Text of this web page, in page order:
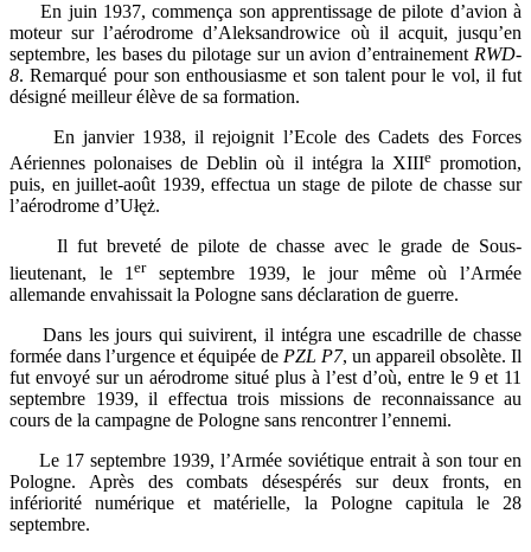
En juin 1937, commença son apprentissage de pilote d’avion à
moteur sur l’aérodrome d’Aleksandrowice où il acquit, jusqu’en
septembre, les bases du pilotage sur un avion d’entrainement RWD-
8. Remarqué pour son enthousiasme et son talent pour le vol, il fut
désigné meilleur élève de sa formation.
En janvier 1938, il rejoignit l’Ecole des Cadets des Forces
Aériennes polonaises de Deblin où il intégra la XIIIepromotion,
puis, en juillet-août 1939, effectua un stage de pilote de chasse sur
l’aérodrome d’Ułęż.
Il fut breveté de pilote de chasse avec le grade de Sous-
lieutenant, le 1erseptembre 1939, le jour même où l’Armée
allemande envahissait la Pologne sans déclaration de guerre.
Dans les jours qui suivirent, il intégra une escadrille de chasse
formée dans l’urgence et équipée de PZL P7, un appareil obsolète. Il
fut envoyé sur un aérodrome situé plus à l’est d’où, entre le 9 et 11
septembre 1939, il effectua trois missions de reconnaissance au
cours de la campagne de Pologne sans rencontrer l’ennemi.
Le 17 septembre 1939, l’Armée soviétique entrait à son tour en
Pologne. Après des combats désespérés sur deux fronts, en
infériorité numérique et matérielle, la Pologne capitula le 28
septembre.